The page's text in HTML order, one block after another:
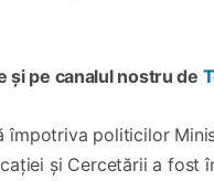
și pe canalul nostru de
împotriva politicilor
și Cercetării a fost